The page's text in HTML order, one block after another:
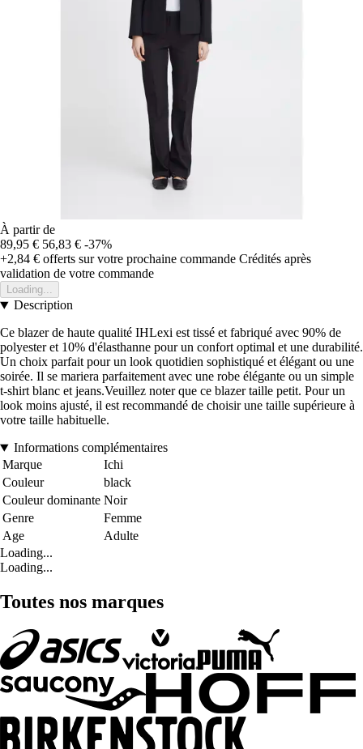
À partir de
89,95 € 56,83 € -37%
+2,84 € offerts sur votre prochaine commande Crédités après
validation de votre commande
Loading...
Description
Ce blazer de haute qualité IHLexi est tissé et fabriqué avec 90% de
polyester et 10% d'élasthanne pour un confort optimal et une durabilité.
Un choix parfait pour un look quotidien sophistiqué et élégant ou une
soirée. Il se mariera parfaitement avec une robe élégante ou un simple
t-shirt blanc et jeans.Veuillez noter que ce blazer taille petit. Pour un
look moins ajusté, il est recommandé de choisir une taille supérieure à
votre taille habituelle.
Informations complémentaires
Marque
Ichi
Couleur
black
Couleur dominante Noir
Genre
Femme
Age
Adulte
Loading...
Loading...
Toutes nos marques